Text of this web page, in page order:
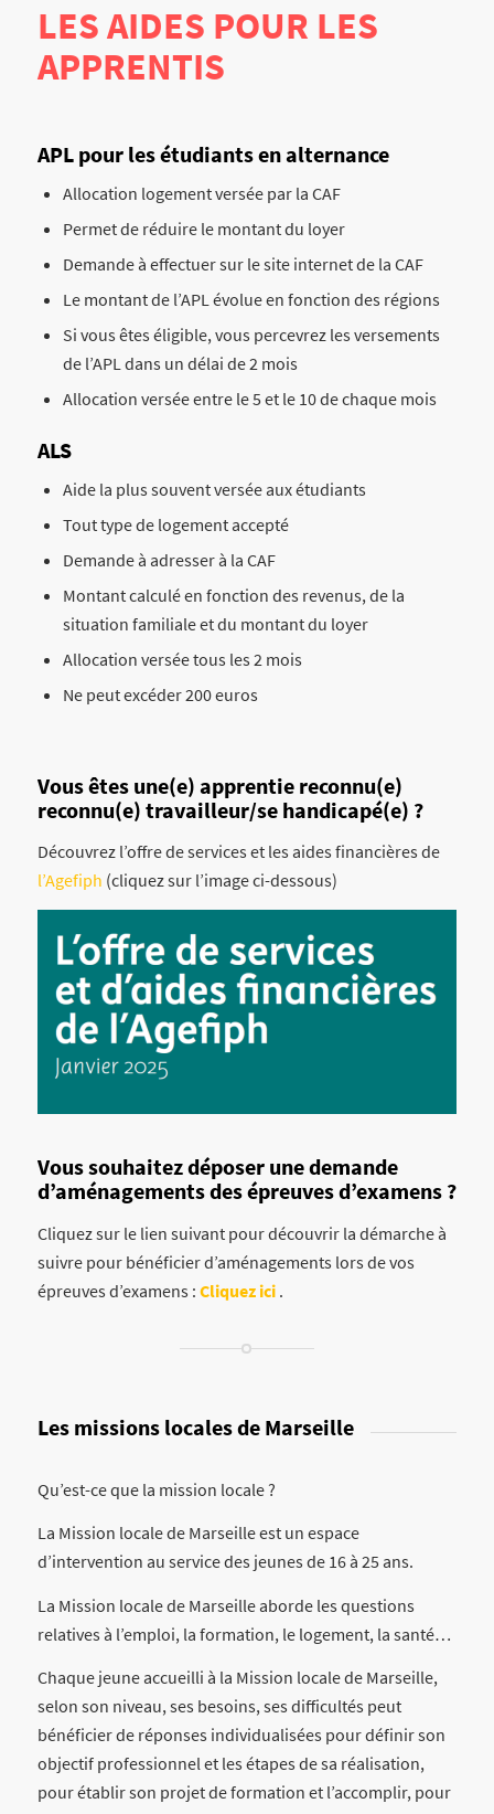
LES AIDES POUR LES
APPRENTIS
APL pour les étudiants en alternance
Allocation logement versée par la CAF
Permet de réduire le montant du loyer
Demande à effectuer sur le site internet de la CAF
Le montant de l’APL évolue en fonction des régions
Si vous êtes éligible, vous percevrez les versements
de l’APL dans un délai de 2 mois
Allocation versée entre le 5 et le 10 de chaque mois
ALS
Aide la plus souvent versée aux étudiants
Tout type de logement accepté
Demande à adresser à la CAF
Montant calculé en fonction des revenus, de la
situation familiale et du montant du loyer
Allocation versée tous les 2 mois
Ne peut excéder 200 euros
Vous êtes une(e) apprentie reconnu(e)
reconnu(e) travailleur/se handicapé(e) ?
Découvrez l’offre de services et les aides financières de
l’Agefiph (cliquez sur l’image ci-dessous)
Vous souhaitez déposer une demande
d’aménagements des épreuves d’examens ?
Cliquez sur le lien suivant pour découvrir la démarche à
suivre pour bénéficier d’aménagements lors de vos
épreuves d’examens : Cliquez ici .
Les missions locales de Marseille
Qu’est-ce que la mission locale ?
La Mission locale de Marseille est un espace
d’intervention au service des jeunes de 16 à 25 ans.
La Mission locale de Marseille aborde les questions
relatives à l’emploi, la formation, le logement, la santé…
Chaque jeune accueilli à la Mission locale de Marseille,
selon son niveau, ses besoins, ses difficultés peut
bénéficier de réponses individualisées pour définir son
objectif professionnel et les étapes de sa réalisation,
pour établir son projet de formation et l’accomplir, pour